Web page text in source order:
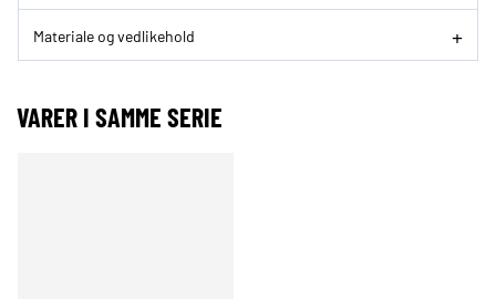
Materiale og vedlikehold
VARER I SAMME SERIE